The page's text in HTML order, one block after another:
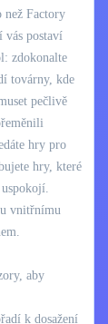
než Factory
vás postaví
zdokonalte
továrny, kde
pečlivě
hry pro
hry, které
vnitřnímu
aby
k dosažení